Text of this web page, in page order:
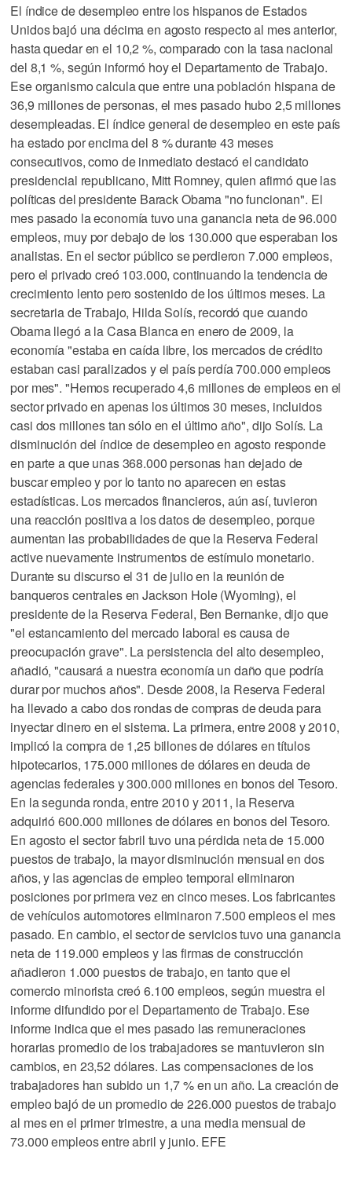
El índice de desempleo entre los hispanos de Estados
Unidos bajó una décima en agosto respecto al mes anterior,
hasta quedar en el 10,2 %, comparado con la tasa nacional
del 8,1 %, según informó hoy el Departamento de Trabajo.
Ese organismo calcula que entre una población hispana de
36,9 millones de personas, el mes pasado hubo 2,5 millones
desempleadas. El índice general de desempleo en este país
ha estado por encima del 8 % durante 43 meses
consecutivos, como de inmediato destacó el candidato
presidencial republicano, Mitt Romney, quien afirmó que las
políticas del presidente Barack Obama "no funcionan". El
mes pasado la economía tuvo una ganancia neta de 96.000
empleos, muy por debajo de los 130.000 que esperaban los
analistas. En el sector público se perdieron 7.000 empleos,
pero el privado creó 103.000, continuando la tendencia de
crecimiento lento pero sostenido de los últimos meses. La
secretaria de Trabajo, Hilda Solís, recordó que cuando
Obama llegó a la Casa Blanca en enero de 2009, la
economía "estaba en caída libre, los mercados de crédito
estaban casi paralizados y el país perdía 700.000 empleos
por mes". "Hemos recuperado 4,6 millones de empleos en el
sector privado en apenas los últimos 30 meses, incluidos
casi dos millones tan sólo en el último año", dijo Solís. La
disminución del índice de desempleo en agosto responde
en parte a que unas 368.000 personas han dejado de
buscar empleo y por lo tanto no aparecen en estas
estadísticas. Los mercados financieros, aún así, tuvieron
una reacción positiva a los datos de desempleo, porque
aumentan las probabilidades de que la Reserva Federal
active nuevamente instrumentos de estímulo monetario.
Durante su discurso el 31 de julio en la reunión de
banqueros centrales en Jackson Hole (Wyoming), el
presidente de la Reserva Federal, Ben Bernanke, dijo que
"el estancamiento del mercado laboral es causa de
preocupación grave". La persistencia del alto desempleo,
añadió, "causará a nuestra economía un daño que podría
durar por muchos años". Desde 2008, la Reserva Federal
ha llevado a cabo dos rondas de compras de deuda para
inyectar dinero en el sistema. La primera, entre 2008 y 2010,
implicó la compra de 1,25 billones de dólares en títulos
hipotecarios, 175.000 millones de dólares en deuda de
agencias federales y 300.000 millones en bonos del Tesoro.
En la segunda ronda, entre 2010 y 2011, la Reserva
adquirió 600.000 millones de dólares en bonos del Tesoro.
En agosto el sector fabril tuvo una pérdida neta de 15.000
puestos de trabajo, la mayor disminución mensual en dos
años, y las agencias de empleo temporal eliminaron
posiciones por primera vez en cinco meses. Los fabricantes
de vehículos automotores eliminaron 7.500 empleos el mes
pasado. En cambio, el sector de servicios tuvo una ganancia
neta de 119.000 empleos y las firmas de construcción
añadieron 1.000 puestos de trabajo, en tanto que el
comercio minorista creó 6.100 empleos, según muestra el
informe difundido por el Departamento de Trabajo. Ese
informe indica que el mes pasado las remuneraciones
horarias promedio de los trabajadores se mantuvieron sin
cambios, en 23,52 dólares. Las compensaciones de los
trabajadores han subido un 1,7 % en un año. La creación de
empleo bajó de un promedio de 226.000 puestos de trabajo
al mes en el primer trimestre, a una media mensual de
73.000 empleos entre abril y junio. EFE